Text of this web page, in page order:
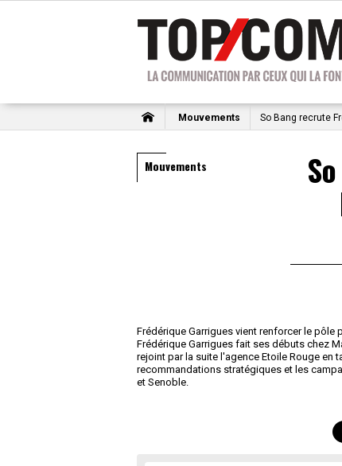
Mouvements So Bang recrute
Mouvements
Frédérique Garrigues vient renforcer le pôle
Frédérique Garrigues fait ses débuts chez
rejoint par la suite l'agence Etoile Rouge en
recommandations stratégiques et les
et Senoble.